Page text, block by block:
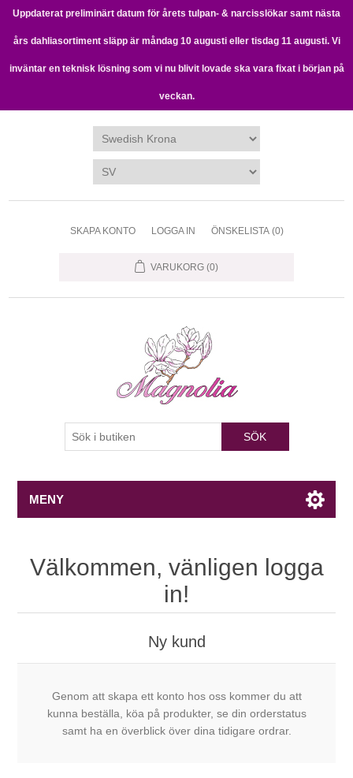
Uppdaterat preliminärt datum för årets tulpan- & narcisslökar samt nästa
års dahliasortiment släpp är måndag 10 augusti eller tisdag 11 augusti. Vi
inväntar en teknisk lösning som vi nu blivit lovade ska vara fixat i början på
veckan.
SKAPA KONTO LOGGA IN ÖNSKELISTA (0)
VARUKORG (0)
SÖK
MENY
Välkommen, vänligen logga
in!
Ny kund
Genom att skapa ett konto hos oss kommer du att
kunna beställa, köa på produkter, se din orderstatus
samt ha en överblick över dina tidigare ordrar.